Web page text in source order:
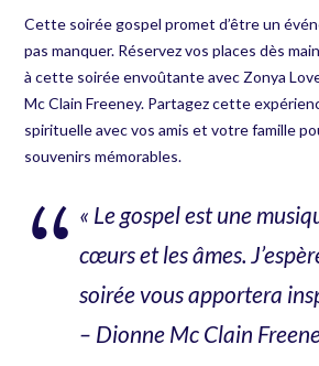
Cette soirée gospel promet d’être un
pas manquer. Réservez vos places dès
à cette soirée envoûtante avec Zonya
Mc Clain Freeney. Partagez cette
spirituelle avec vos amis et votre famille
souvenirs mémorables.
« Le gospel est une
cœurs et les âmes.
soirée vous apportera
– Dionne Mc Clain